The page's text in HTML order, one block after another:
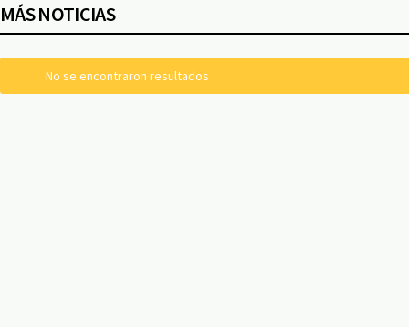
MÁS NOTICIAS
No se encontraron resultados